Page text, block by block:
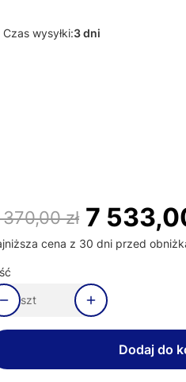
Czas wysyłki:3 dni
zł 7
cena z 30 dni przed
szt
Dodaj do